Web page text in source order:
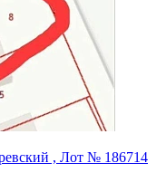
, Лот № 186714